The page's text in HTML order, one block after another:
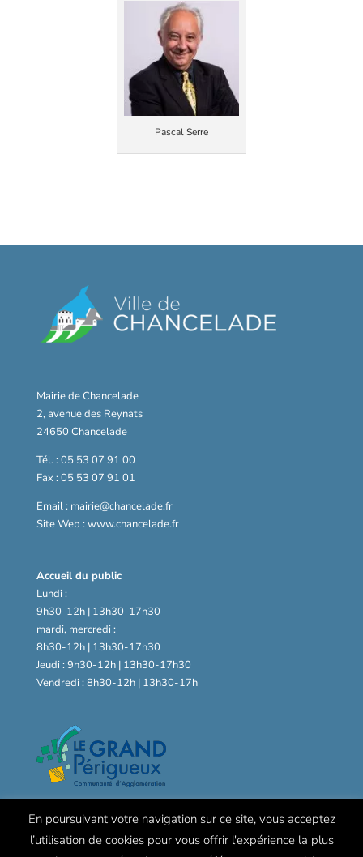
Pascal Serre
Mairie de Chancelade
2, avenue des Reynats
24650 Chancelade
Tél. : 05 53 07 91 00
Fax : 05 53 07 91 01
Email : mairie@chancelade.fr
Site Web : www.chancelade.fr
Accueil du public
Lundi :
9h30-12h | 13h30-17h30
mardi, mercredi :
8h30-12h | 13h30-17h30
Jeudi : 9h30-12h | 13h30-17h30
Vendredi : 8h30-12h | 13h30-17h
En poursuivant votre navigation sur ce site, vous acceptez
l’utilisation de cookies pour vous offrir l'expérience la plus